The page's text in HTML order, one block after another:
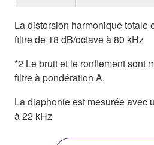
La distorsion harmonique totale
filtre de 18 dB/octave à 80 kHz
*2 Le bruit et le ronflement sont
filtre à pondération A.
La diaphonie est mesurée avec
à 22 kHz